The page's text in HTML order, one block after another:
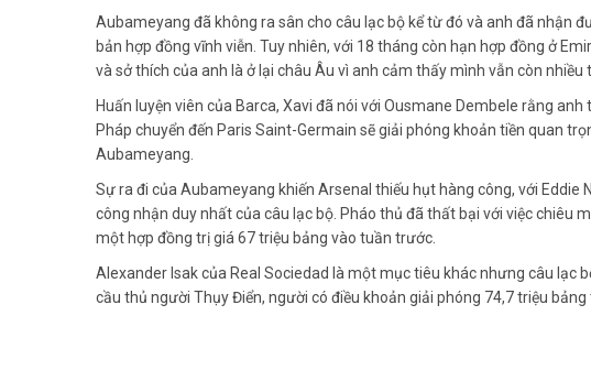
Aubameyang đã không ra sân cho câu lạc bộ kể từ đó và anh đã nhận
bản hợp đồng vĩnh viễn. Tuy nhiên, với 18 tháng còn hạn hợp đồng ở
và sở thích của anh là ở lại châu Âu vì anh cảm thấy mình vẫn còn nhiều
Huấn luyện viên của Barca, ​​Xavi đã nói với Ousmane Dembele rằng
Pháp chuyển đến Paris Saint-Germain sẽ giải phóng khoản tiền quan
Aubameyang.
Sự ra đi của Aubameyang khiến Arsenal thiếu hụt hàng công, với
công nhận duy nhất của câu lạc bộ. Pháo thủ đã thất bại với việc chiêu
một hợp đồng trị giá 67 triệu bảng vào tuần trước.
Alexander Isak của Real Sociedad là một mục tiêu khác nhưng câu lạc
cầu thủ người Thụy Điển, người có điều khoản giải phóng 74,7 triệu bảng